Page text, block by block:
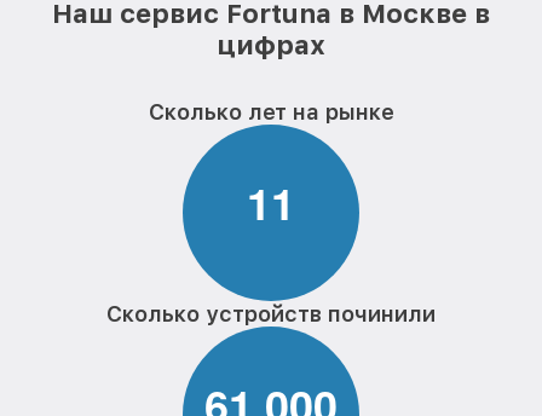
Наш сервис Fortuna в Москве в
цифрах
Сколько лет на рынке
11
Сколько устройств починили